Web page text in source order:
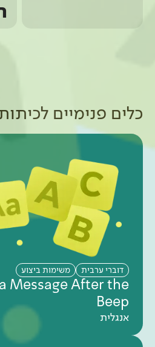
כלים פנימיים ל
דוברי ערבית משימות ביצוע
Message After the
Beep
אנגלית